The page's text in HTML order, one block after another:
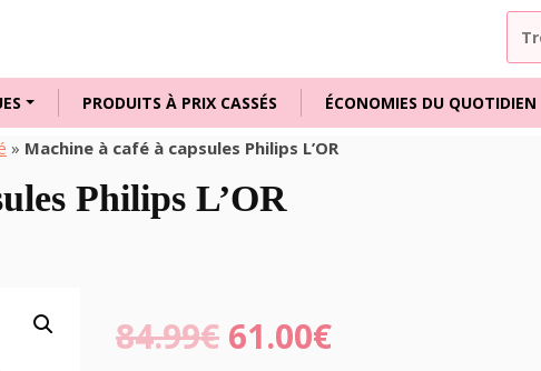
PRODUITS À PRIX CASSÉS ÉCONOMIES DU QUOTIDIEN
» Machine à café à capsules Philips L’OR
Philips L’OR
84.99€ 61.00€